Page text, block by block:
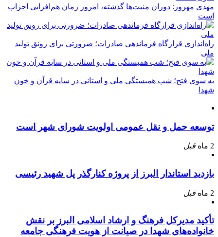
مهدی مهرور: دوران منیت‌ها گذشته، امروز زمان هم‌افزایی احزاب
است
راه‌اندازی قرارگاه فرماندهی صادرات؛ ضرورتی برای رونق تولید
ملی
به سوی فتح؛ شب همبستگی ملی و استانی در سایه قرآن و خون
شهدا
توسعه حمل و نقل عمومی اولویت شورای شهر است
2 ماه قبل
بازدید استاندار البرز از پروژه کنارگذر پل شهید رئیسی
2 ماه قبل
تأکید مدیرکل فرهنگ و ارشاد اسلامی البرز بر نقش
خانواده‌های شهدا در صیانت از هویت فرهنگی جامعه